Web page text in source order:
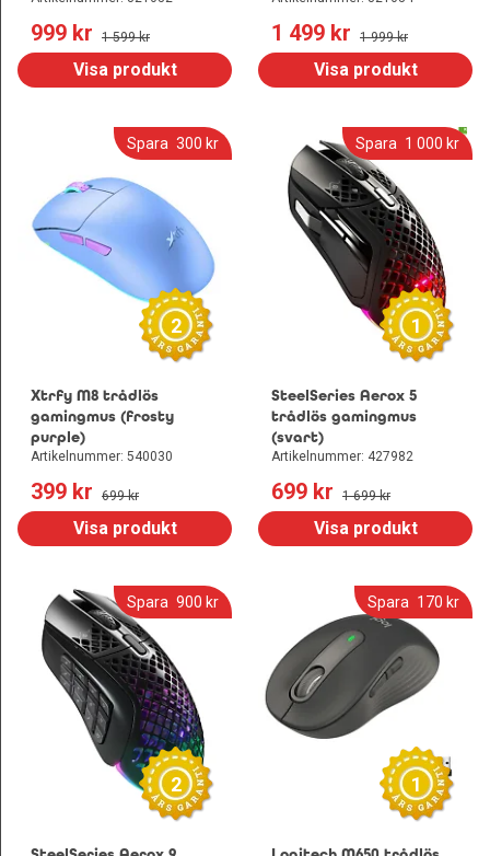
999 kr 1 599 kr
Visa produkt
1 499 kr 1 999 kr
Visa produkt
Spara 300 kr
2
Xtrfy M8 trådlös
gamingmus (frosty
purple)
Artikelnummer: 540030
399 kr 699 kr
Visa produkt
Spara 1 000 kr
1
SteelSeries Aerox 5
trådlös gamingmus
(svart)
Artikelnummer: 427982
699 kr 1 699 kr
Visa produkt
Spara 900 kr
2
Spara 170 kr
1